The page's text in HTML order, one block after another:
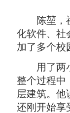
陈堃，祖
化软件、社
加了多个校
用了两小
整个过程中
层建筑。他
还刚开始享